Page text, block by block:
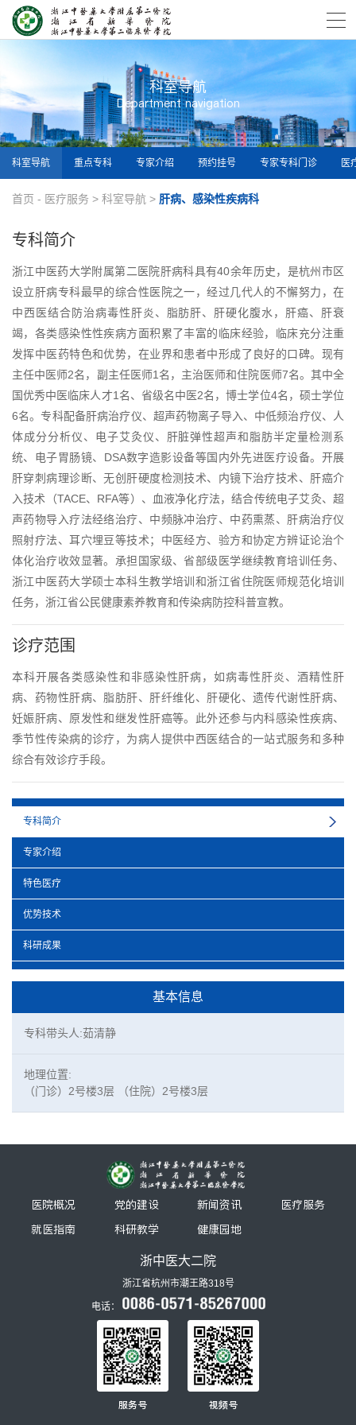
科室导航
Department navigation
科室导航 重点专科 专家介绍 预约挂号 专家专科门诊 医
首页 - 医疗服务 > 科室导航 > 肝病、感染性疾病科
专科简介
浙江中医药大学附属第二医院肝病科具有40余年历史，是杭州市区
设立肝病专科最早的综合性医院之一，经过几代人的不懈努力，在
中西医结合防治病毒性肝炎、脂肪肝、肝硬化腹水，肝癌、肝衰
竭，各类感染性性疾病方面积累了丰富的临床经验，临床充分注重
发挥中医药特色和优势，在业界和患者中形成了良好的口碑。现有
主任中医师2名，副主任医师1名，主治医师和住院医师7名。其中全
国优秀中医临床人才1名、省级名中医2名，博士学位4名，硕士学位
6名。专科配备肝病治疗仪、超声药物离子导入、中低频治疗仪、人
体成分分析仪、电子艾灸仪、肝脏弹性超声和脂肪半定量检测系
统、电子胃肠镜、DSA数字造影设备等国内外先进医疗设备。开展
肝穿刺病理诊断、无创肝硬度检测技术、内镜下治疗技术、肝癌介
入技术（TACE、RFA等）、血液净化疗法，结合传统电子艾灸、超
声药物导入疗法经络治疗、中频脉冲治疗、中药熏蒸、肝病治疗仪
照射疗法、耳穴埋豆等技术；中医经方、验方和协定方辨证论治个
体化治疗收效显著。承担国家级、省部级医学继续教育培训任务、
浙江中医药大学硕士本科生教学培训和浙江省住院医师规范化培训
任务，浙江省公民健康素养教育和传染病防控科普宣教。
诊疗范围
本科开展各类感染性和非感染性肝病，如病毒性肝炎、酒精性肝
病、药物性肝病、脂肪肝、肝纤维化、肝硬化、遗传代谢性肝病、
妊娠肝病、原发性和继发性肝癌等。此外还参与内科感染性疾病、
季节性传染病的诊疗，为病人提供中西医结合的一站式服务和多种
综合有效诊疗手段。
专科简介
专家介绍
特色医疗
优势技术
科研成果
基本信息
专科带头人:茹清静
地理位置:
（门诊）2号楼3层 （住院）2号楼3层
医院概况 党的建设 新闻资讯
医疗服务
就医指南
科研教学 健康园地
浙中医大二院
浙江省杭州市潮王路318号
电话：
服务号 视频号